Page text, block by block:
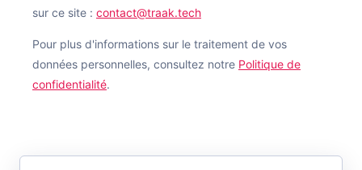
sur ce site : contact@traak.tech
Pour plus d'informations sur le traitement de vos
données personnelles, consultez notre Politique de
confidentialité.